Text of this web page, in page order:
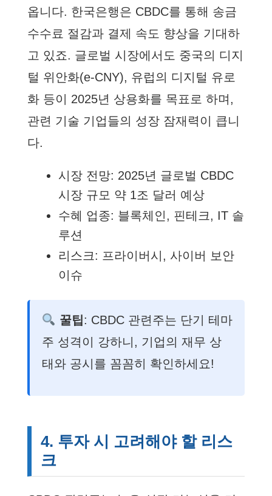
옵니다. 한국은행은 CBDC를 통해 송금
수수료 절감과 결제 속도 향상을 기대하
고 있죠. 글로벌 시장에서도 중국의 디지
털 위안화(e-CNY), 유럽의 디지털 유로
화 등이 2025년 상용화를 목표로 하며,
관련 기술 기업들의 성장 잠재력이 큽니
다.
시장 전망: 2025년 글로벌 CBDC
시장 규모 약 1조 달러 예상
수혜 업종: 블록체인, 핀테크, IT 솔
루션
리스크: 프라이버시, 사이버 보안
이슈
꿀팁: CBDC 관련주는 단기 테마
주 성격이 강하니, 기업의 재무 상
태와 공시를 꼼꼼히 확인하세요!
4. 투자 시 고려해야 할 리스
크